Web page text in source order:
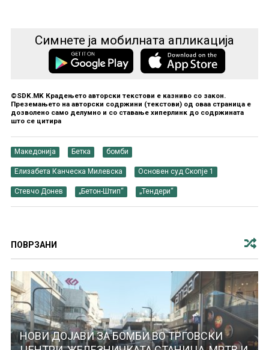
Симнете ја мобилната апликација
©SDK.MK Крадењето авторски текстови е казниво со закон.
Преземањето на авторски содржини (текстови) од оваа страница е
дозволено само делумно и со ставање хиперлинк до содржината
што се цитира
Македонија Бетка бомби
Елизабета Канческа Милевска Основен суд Скопје 1
Стевчо Донев „Бетон-Штип“ „Тендери“
ПОВРЗАНИ
НОВИ ДОЈАВИ ЗА БОМБИ ВО ТРГОВСКИ